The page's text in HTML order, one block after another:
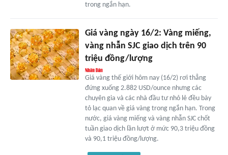
trong ngắn hạn.
Giá vàng ngày 16/2: Vàng miếng,
vàng nhẫn SJC giao dịch trên 90
triệu đồng/lượng
Giá vàng thế giới hôm nay (16/2) rơi thẳng
đứng xuống 2.882 USD/ounce nhưng các
chuyên gia và các nhà đầu tư nhỏ lẻ đều bày
tỏ lạc quan về giá vàng trong ngắn hạn. Trong
nước, giá vàng miếng và vàng nhẫn SJC chốt
tuần giao dịch lần lượt ở mức 90,3 triệu đồng
và 90,1 triệu đồng/lượng.